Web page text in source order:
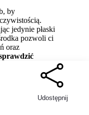
by
jedynie płaski
pozwoli ci
oraz
To idealnyUdostępnij